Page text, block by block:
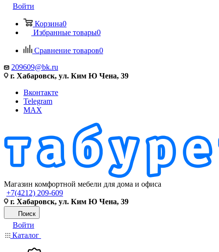
Войти
Корзина0
Избранные товары0
Сравнение товаров0
209609@bk.ru
г. Хабаровск, ул. Ким Ю Чена, 39
Вконтакте
Telegram
MAX
Магазин комфортной мебели для дома и офиса
+7(4212) 209-609
г. Хабаровск, ул. Ким Ю Чена, 39
Поиск
Войти
Каталог